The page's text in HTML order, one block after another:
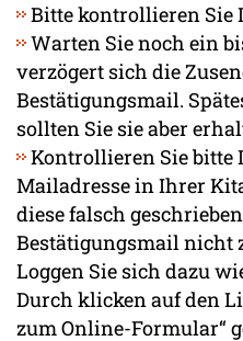
Bitte kontrollieren Sie
Warten Sie noch ein
verzögert sich die
Bestätigungsmail.
sollten Sie sie aber
Kontrollieren Sie bitte
Mailadresse in Ihrer
diese falsch
Bestätigungsmail nicht
Loggen Sie sich dazu
Durch klicken auf den
zum Online-Formular“